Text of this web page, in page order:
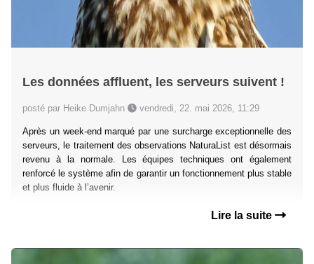
Les données affluent, les serveurs suivent !
posté par Heike Dumjahn vendredi, 22. mai 2026, 11:29
Après un week-end marqué par une surcharge exceptionnelle des
serveurs, le traitement des observations NaturaList est désormais
revenu à la normale. Les équipes techniques ont également
renforcé le système afin de garantir un fonctionnement plus stable
et plus fluide à l’avenir.
Lire la suite